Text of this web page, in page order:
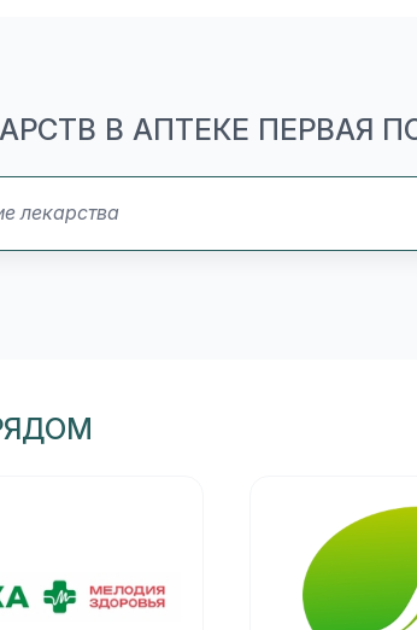
В АПТЕКЕ ПЕРВАЯ